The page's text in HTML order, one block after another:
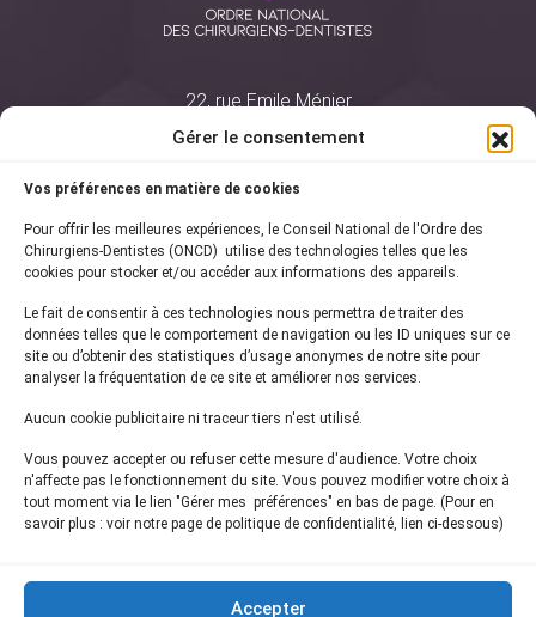
Gérer le consentement
Vos préférences en matière de cookies
Pour offrir les meilleures expériences, le Conseil National de l'Ordre des
Chirurgiens-Dentistes (ONCD) utilise des technologies telles que les
cookies pour stocker et/ou accéder aux informations des appareils.
Le fait de consentir à ces technologies nous permettra de traiter des
données telles que le comportement de navigation ou les ID uniques sur ce
site ou d’obtenir des statistiques d’usage anonymes de notre site pour
analyser la fréquentation de ce site et améliorer nos services.
Aucun cookie publicitaire ni traceur tiers n'est utilisé.
Vous pouvez accepter ou refuser cette mesure d'audience. Votre choix
n'affecte pas le fonctionnement du site. Vous pouvez modifier votre choix à
tout moment via le lien "Gérer mes préférences" en bas de page. (Pour en
savoir plus : voir notre page de politique de confidentialité, lien ci-dessous)
Accepter
22, rue Emile Ménier
75761 Paris Cedex 16
01 44 34 78 80
courrier@oncd.org
Actualités
Presse
Informations légales
Plan du site
Inscrivez-vous à notrenewsletter